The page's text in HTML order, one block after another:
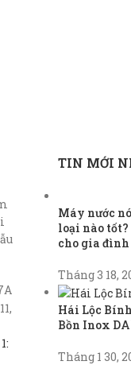
TIN MỚI
Máy nước
loại nào
cho gia đình
Tháng 3 18,
Hái Lộc
Bồn Inox
Tháng 1 30,